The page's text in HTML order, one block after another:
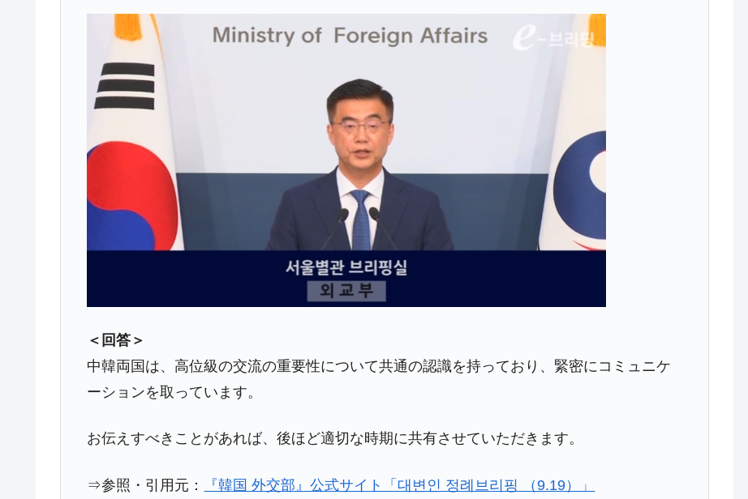
『Money1』 韓国･外為取引量「1日当たり1,214.4億ドル」まで拡大 ⇒ 海外資金の動きに強く左右される状態
『Money1』 韓国･帰ってきた李在明。李在明を支持しない「50.5％」に上昇
『Money1』
韓国･警察職員が「丸刈りになって抗議活動」
『Money1』 中国だけが鉄鋼輸出を異常増加させる ⇒ 中国の過剰生産が世界を蝕む。
韓国製造業「半導体絶好調」のウラで他業種は全般的「不調」⇒ PSIが示す現況は決して良くない。
『Money1』 【米韓激突案件】韓国消費者院が『クーパン』1人当たり賠償10万ウォンを認定 ⇒ 総額3兆7,000億
韓国で猛暑。南東部では干ばつ
韓国型イージス搭載の次世代駆逐艦「KDDX」1番艦、2032年竣工と公示
【対日本円】ウォン安が急進！ 日米の協調に韓国がいっちょがみしたのでは。
1.9倍！
在韓米国大使スティールが着韓！⇒ さっそく空港に詰めかけ「出て行け！」「極右勢力」のプラカー
ドを掲げる「在韓反米勢力」
韓国政府「2035年までに18.4GW規模のAIデータセンター整備」⇒ だから無理だってば。
『Money1』 韓国『国民年金公団』株価暴落で200兆蒸発。
＜回答＞
中韓両国は、高位級の交流の重要性について共通の認識を持っており、緊密にコミュニケ
ーションを取っています。
お伝えすべきことがあれば、後ほど適切な時期に共有させていただきます。
⇒参照・引用元： 『韓国 外交部』公式サイト「대변인 정례브리핑 （9.19）」